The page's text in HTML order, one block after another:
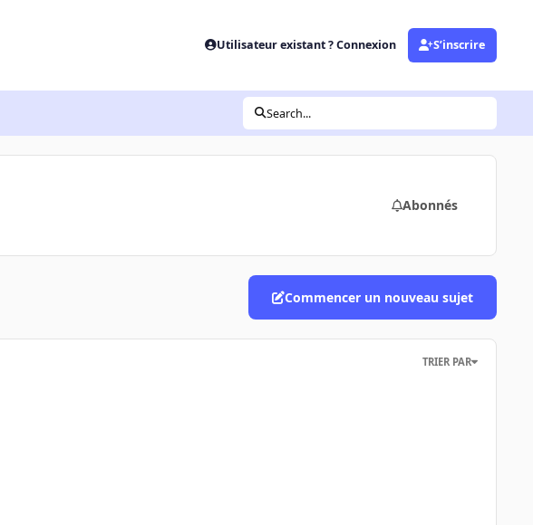
Utilisateur existant ? Connexion S’inscrire
Search...
Abonnés
Commencer un nouveau sujet
TRIER PAR